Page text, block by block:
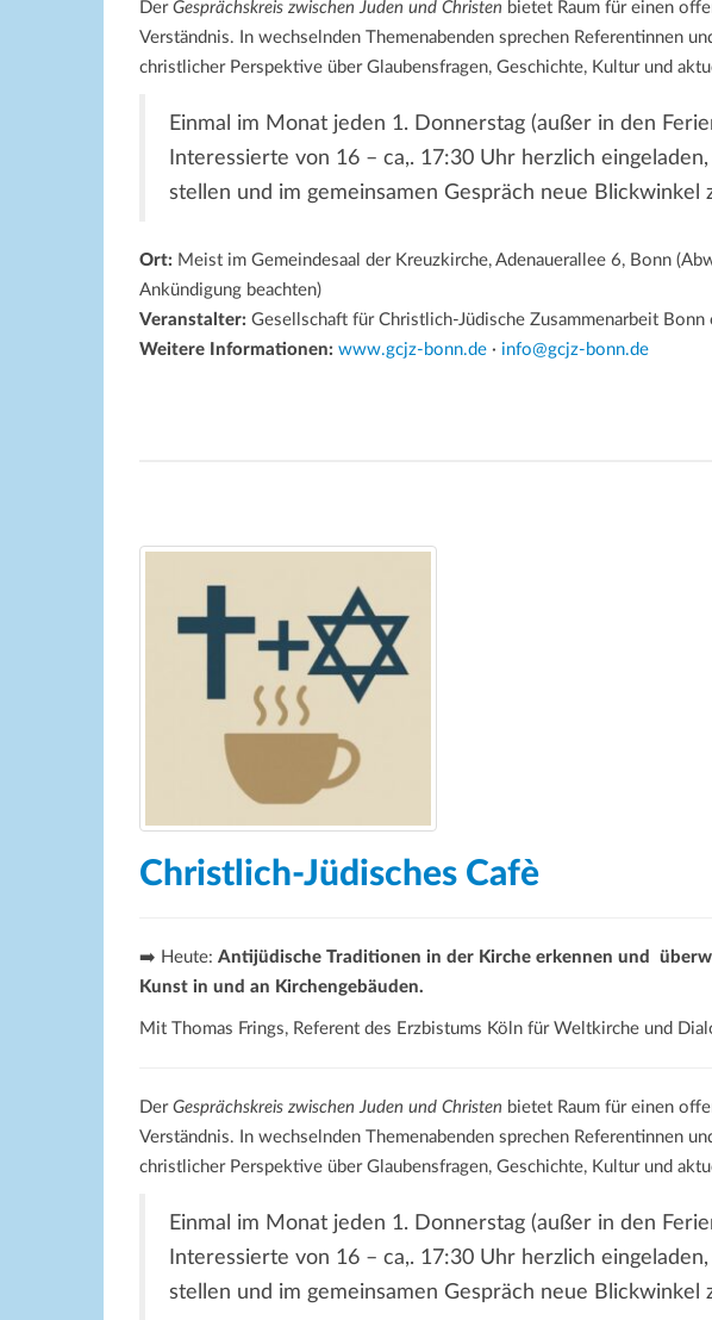
Der Gesprächskreis zwischen Juden und Christen bietet Raum für einen
Verständnis. In wechselnden Themenabenden sprechen Referentinnen
christlicher Perspektive über Glaubensfragen, Geschichte, Kultur und
Einmal im Monat jeden 1. Donnerstag (außer in den
Interessierte von 16 – ca,. 17:30 Uhr herzlich
stellen und im gemeinsamen Gespräch neue Blickwinkel
Ort: Meist im Gemeindesaal der Kreuzkirche, Adenauerallee 6, Bonn
Ankündigung beachten)
Veranstalter: Gesellschaft für Christlich-Jüdische Zusammenarbeit Bonn
Weitere Informationen: www.gcjz-bonn.de · info@gcjz-bonn.de
Christlich-Jüdisches Cafè
➡️ Heute: Antijüdische Traditionen in der Kirche erkennen und
Kunst in und an Kirchengebäuden.
Mit Thomas Frings, Referent des Erzbistums Köln für Weltkirche und
Der Gesprächskreis zwischen Juden und Christen bietet Raum für einen
Verständnis. In wechselnden Themenabenden sprechen Referentinnen
christlicher Perspektive über Glaubensfragen, Geschichte, Kultur und
Einmal im Monat jeden 1. Donnerstag (außer in den
Interessierte von 16 – ca,. 17:30 Uhr herzlich
stellen und im gemeinsamen Gespräch neue Blickwinkel